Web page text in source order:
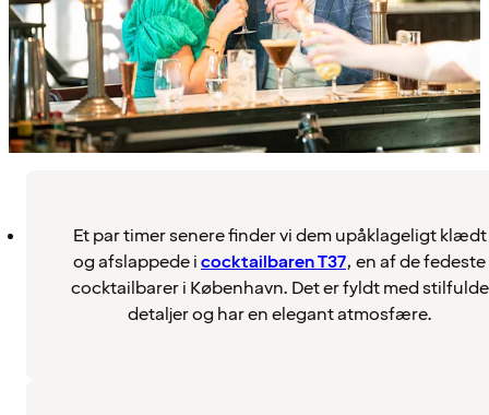
Et par timer senere finder vi dem upåklageligt klædt
og afslappede icocktailbaren T37, en af de fedeste
cocktailbarer i København. Det er fyldt med stilfulde
detaljer og har en elegant atmosfære.